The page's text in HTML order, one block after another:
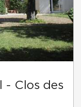
- Clos des